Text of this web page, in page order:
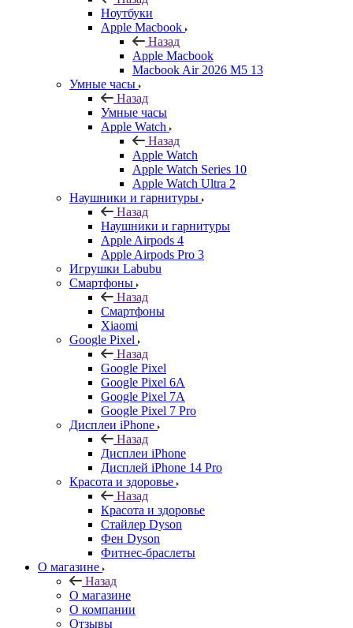
Ноутбуки
Apple Macbook
Назад
Apple Macbook
Macbook Air 2026 M5 13
Умные часы
Назад
Умные часы
Apple Watch
Назад
Apple Watch
Apple Watch Series 10
Apple Watch Ultra 2
Наушники и гарнитуры
Назад
Наушники и гарнитуры
Apple Airpods 4
Apple Airpods Pro 3
Игрушки Labubu
Смартфоны
Назад
Смартфоны
Xiaomi
Google Pixel
Назад
Google Pixel
Google Pixel 6A
Google Pixel 7А
Google Pixel 7 Pro
Дисплеи iPhone
Назад
Дисплеи iPhone
Дисплей iPhone 14 Pro
Красота и здоровье
Назад
Красота и здоровье
Стайлер Dyson
Фен Dyson
Фитнес-браслеты
О магазине
Назад
О магазине
О компании
Отзывы